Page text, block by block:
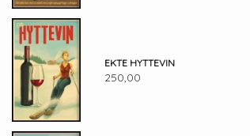
EKTE HYTTEVIN
250,00